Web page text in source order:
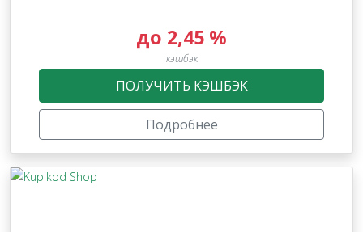
до 2,45 %
кэшбэк
ПОЛУЧИТЬ КЭШБЭК
Подробнее